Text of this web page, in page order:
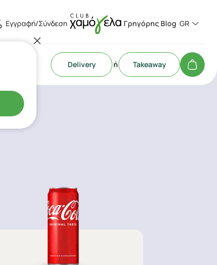
Εγγραφή/Σύνδεση Γρηγόρης Blog GR
Delivery ή Takeaway